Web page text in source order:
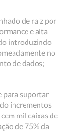
de raiz por
e alta
introduzindo
no
de dados;
para suportar
incrementos
mil caixas de
de 75% da